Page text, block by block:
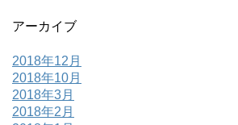
アーカイブ
2018年12月
2018年10月
2018年3月
2018年2月